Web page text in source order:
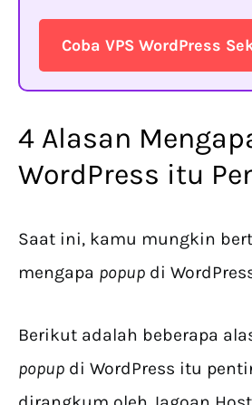
Coba VPS WordPress
4 Alasan
WordPress itu
Saat ini, kamu mungkin
mengapa popup di
Berikut adalah beberapa
popup di WordPress itu